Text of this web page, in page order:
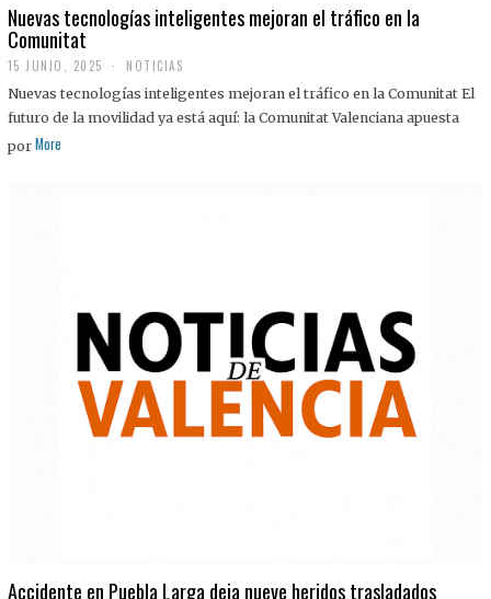
Nuevas tecnologías inteligentes mejoran el tráfico en la
Comunitat
15 JUNIO, 2025 NOTICIAS
Nuevas tecnologías inteligentes mejoran el tráfico en la Comunitat El
futuro de la movilidad ya está aquí: la Comunitat Valenciana apuesta
por More
Accidente en Puebla Larga deja nueve heridos trasladados